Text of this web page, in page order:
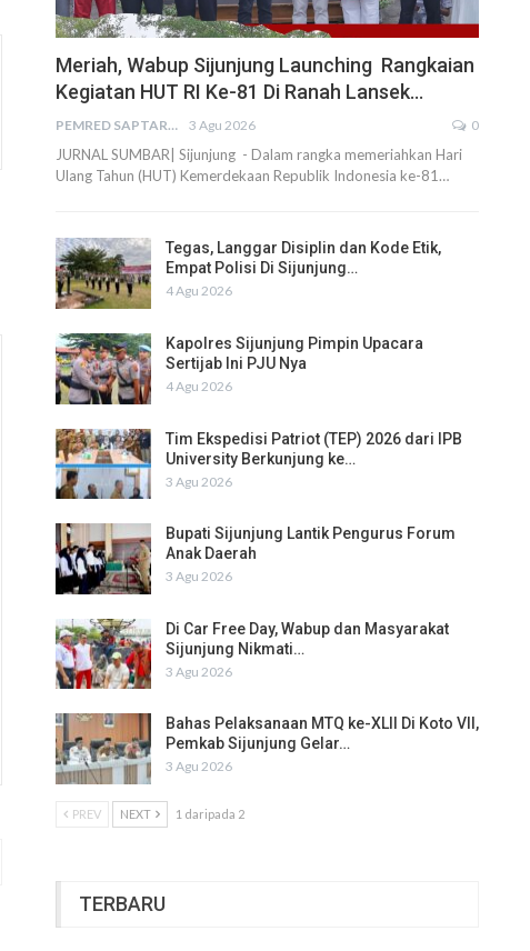
Meriah, Wabup Sijunjung Launching Rangkaian
Kegiatan HUT RI Ke-81 Di Ranah Lansek…
PEMRED SAPTARIUS 3 Agu 2026 0
JURNAL SUMBAR| Sijunjung - Dalam rangka memeriahkan Hari
Ulang Tahun (HUT) Kemerdekaan Republik Indonesia ke-81…
Tegas, Langgar Disiplin dan Kode Etik,
Empat Polisi Di Sijunjung…
4 Agu 2026
Kapolres Sijunjung Pimpin Upacara
Sertijab Ini PJU Nya
4 Agu 2026
Tim Ekspedisi Patriot (TEP) 2026 dari IPB
University Berkunjung ke…
3 Agu 2026
Bupati Sijunjung Lantik Pengurus Forum
Anak Daerah
3 Agu 2026
Di Car Free Day, Wabup dan Masyarakat
Sijunjung Nikmati…
3 Agu 2026
Bahas Pelaksanaan MTQ ke-XLII Di Koto VII,
Pemkab Sijunjung Gelar…
3 Agu 2026
PREV NEXT 1 daripada 2
TERBARU